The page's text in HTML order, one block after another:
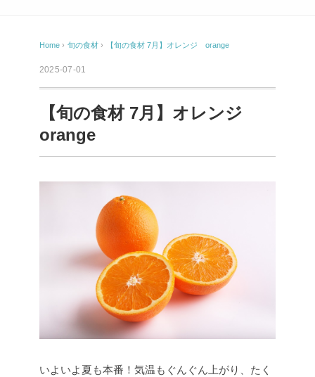
Home › 旬の食材 › 【旬の食材 7月】オレンジ orange
2025-07-01
【旬の食材 7月】オレンジ
orange
いよいよ夏も本番！気温もぐんぐん上がり、たく